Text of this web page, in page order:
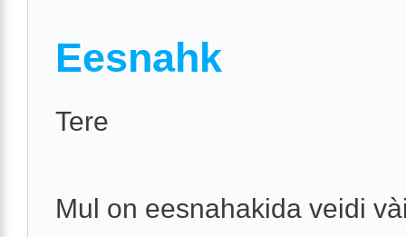
Eesnahk
Tere
Mul on eesnahakida veidi